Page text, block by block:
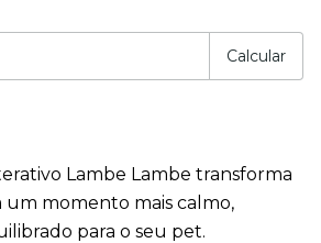
Calcular
Lambe Lambe transforma
um momento mais calmo,
para o seu pet.